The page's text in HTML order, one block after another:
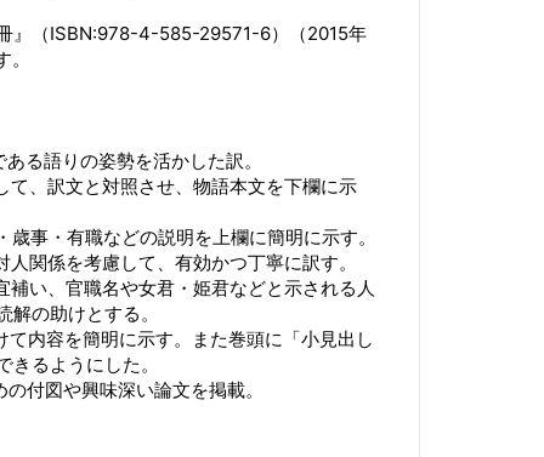
（ISBN:978-4-585-29571-6）（2015年
る語りの姿勢を活かした訳。
、訳文と対照させ、物語本文を下欄に示
事・有職などの説明を上欄に簡明に示す。
関係を考慮して、有効かつ丁寧に訳す。
い、官職名や女君・姫君などと示される人
の助けとする。
内容を簡明に示す。また巻頭に「小見出し
るようにした。
付図や興味深い論文を掲載。